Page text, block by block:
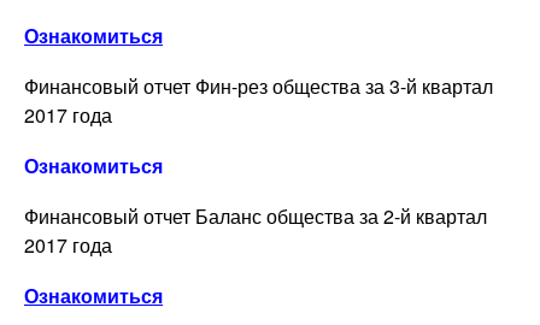
Ознакомиться
Финансовый отчет Фин-рез общества за 3-й квартал
2017 года
Ознакомиться
Финансовый отчет Баланс общества за 2-й квартал
2017 года
Ознакомиться